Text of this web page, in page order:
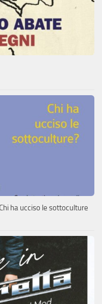
ha ucciso le sottoculture